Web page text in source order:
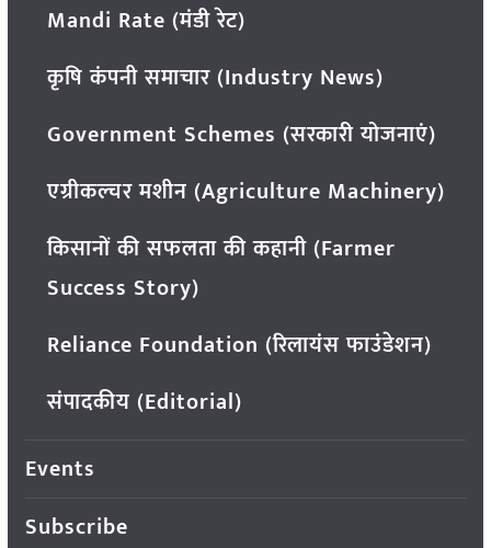
Mandi Rate (मंडी रेट)
कृषि कंपनी समाचार (Industry News)
Government Schemes (सरकारी योजनाएं)
एग्रीकल्चर मशीन (Agriculture Machinery)
किसानों की सफलता की कहानी (Farmer
Success Story)
Reliance Foundation (रिलायंस फाउंडेशन)
संपादकीय (Editorial)
Events
Subscribe